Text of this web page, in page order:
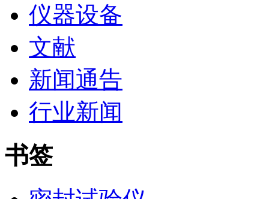
仪器设备
文献
新闻通告
行业新闻
书签